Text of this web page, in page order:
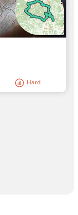
Hard